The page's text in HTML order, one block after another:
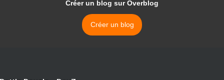
Créer un blog sur Overblog
Créer un blog